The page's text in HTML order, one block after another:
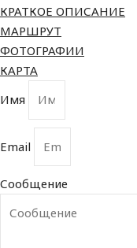
КРАТКОЕ ОПИСАНИЕ
МАРШРУТ
ФОТОГРАФИИ
КАРТА
Имя
Email
Сообщение